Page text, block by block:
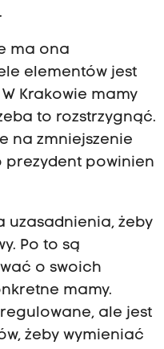
ma ona
elementów jest
Krakowie mamy
to rozstrzygnąć.
na zmniejszenie
prezydent powinien
uzasadnienia, żeby
Po to są
o swoich
mamy.
ale jest
żeby wymieniać